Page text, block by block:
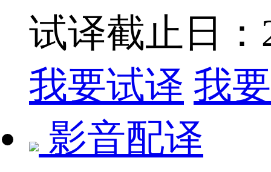
试译截止日：
我要试译 我
影音配译